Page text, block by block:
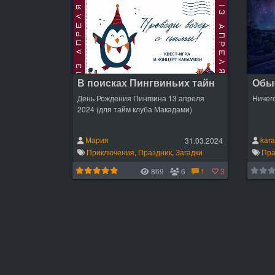
В поисках Пингвиньих тайн
День Рождения Пингвина 13 апреля
2024 (для тайм клуба Макадами)
31.03.2024
Мария
Приключения, Праздник, Загадки
869
6 1 3